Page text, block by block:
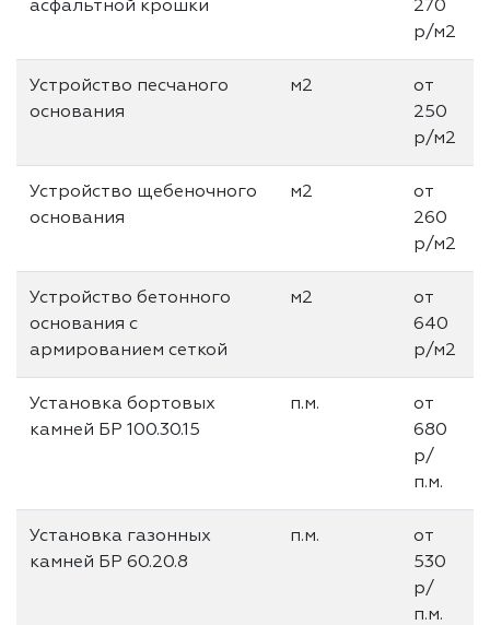
асфальтной крошки
270
р/м2
Устройство песчаного
основания
м2
от
250
р/м2
Устройство щебеночного
основания
м2
от
260
р/м2
Устройство бетонного
основания с
армированием сеткой
м2
от
640
р/м2
Установка бортовых
камней БР 100.30.15
п.м.
от
680
р/
п.м.
Установка газонных
камней БР 60.20.8
п.м.
от
530
р/
п.м.